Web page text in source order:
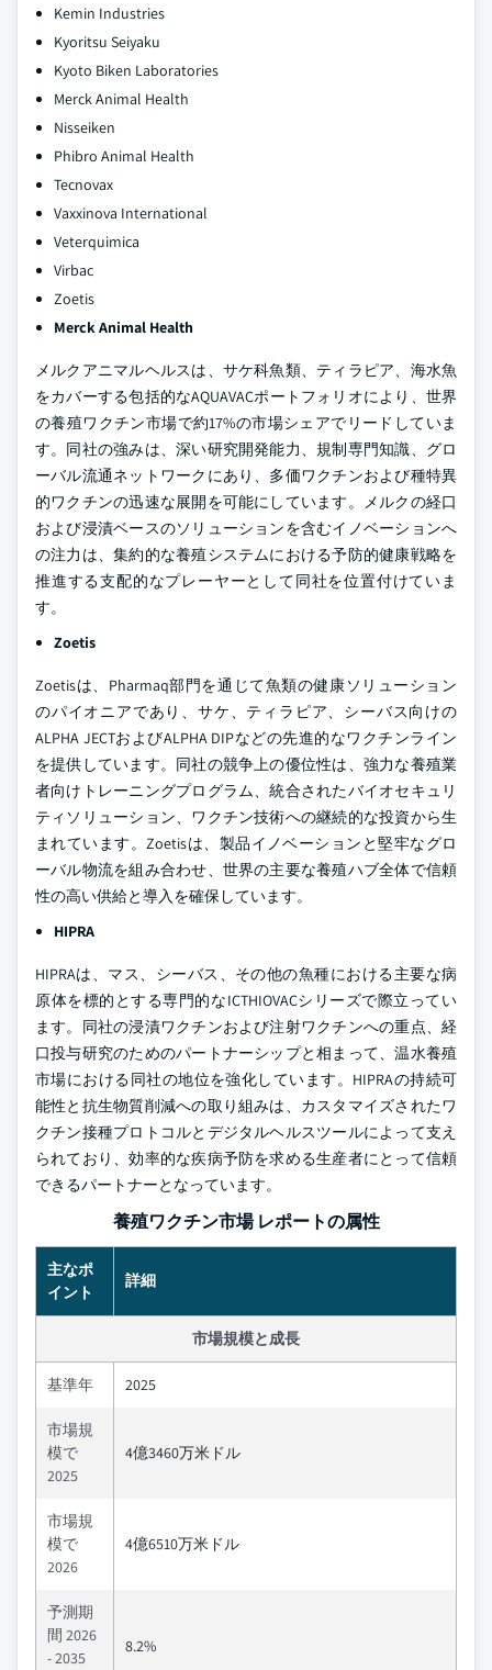
Kemin Industries
Kyoritsu Seiyaku
Kyoto Biken Laboratories
Merck Animal Health
Nisseiken
Phibro Animal Health
Tecnovax
Vaxxinova International
Veterquimica
Virbac
Zoetis
Merck Animal Health
メルクアニマルヘルスは、サケ科魚類、ティラピア、海水魚
をカバーする包括的なAQUAVACポートフォリオにより、世界
の養殖ワクチン市場で約17%の市場シェアでリードしていま
す。同社の強みは、深い研究開発能力、規制専門知識、グロ
ーバル流通ネットワークにあり、多価ワクチンおよび種特異
的ワクチンの迅速な展開を可能にしています。メルクの経口
および浸漬ベースのソリューションを含むイノベーションへ
の注力は、集約的な養殖システムにおける予防的健康戦略を
推進する支配的なプレーヤーとして同社を位置付けていま
す。
Zoetis
Zoetisは、Pharmaq部門を通じて魚類の健康ソリューション
のパイオニアであり、サケ、ティラピア、シーバス向けの
ALPHA JECTおよびALPHA DIPなどの先進的なワクチンライン
を提供しています。同社の競争上の優位性は、強力な養殖業
者向けトレーニングプログラム、統合されたバイオセキュリ
ティソリューション、ワクチン技術への継続的な投資から生
まれています。Zoetisは、製品イノベーションと堅牢なグロ
ーバル物流を組み合わせ、世界の主要な養殖ハブ全体で信頼
性の高い供給と導入を確保しています。
HIPRA
HIPRAは、マス、シーバス、その他の魚種における主要な病
原体を標的とする専門的なICTHIOVACシリーズで際立ってい
ます。同社の浸漬ワクチンおよび注射ワクチンへの重点、経
口投与研究のためのパートナーシップと相まって、温水養殖
市場における同社の地位を強化しています。HIPRAの持続可
能性と抗生物質削減への取り組みは、カスタマイズされたワ
クチン接種プロトコルとデジタルヘルスツールによって支え
られており、効率的な疾病予防を求める生産者にとって信頼
できるパートナーとなっています。
養殖ワクチン市場 レポートの属性
主なポ
イント
詳細
市場規模と成長
基準年 2025
市場規
模で
2025
4億3460万米ドル
市場規
模で
2026
4億6510万米ドル
予測期
間 2026
- 2035
8.2%